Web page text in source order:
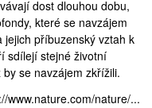
dost dlouhou dobu,
které se navzájem
příbuzenský vztah k
sdílejí stejné životní
se navzájem zkřížili.
www.nature.com/nature/...